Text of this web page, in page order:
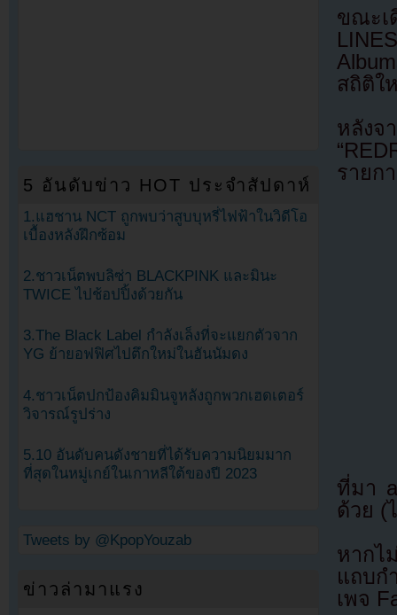
ขณะเ
สถิติใ
หลัง
รายก
ที่มา
ด้วย (
หากไ
แถบก
เพจ
5 อันดับข่าว HOT ประจำสัปดาห์
1.แฮชาน NCT ถูกพบว่าสูบบุหรี่ไฟฟ้าในวิดีโอ
เบื้องหลังฝึกซ้อม
2.ชาวเน็ตพบลิซ่า BLACKPINK และมินะ
TWICE ไปช้อปปิ้งด้วยกัน
3.The Black Label กำลังเล็งที่จะแยกตัวจาก
YG ย้ายอฟฟิศไปตึกใหม่ในฮันนัมดง
4.ชาวเน็ตปกป้องคิมมินจูหลังถูกพวกเฮดเตอร์
วิจารณ์รูปร่าง
5.10 อันดับคนดังชายที่ได้รับความนิยมมาก
ที่สุดในหมู่เกย์ในเกาหลีใต้ของปี 2023
Tweets by @KpopYouzab
ข่าวล่ามาแรง